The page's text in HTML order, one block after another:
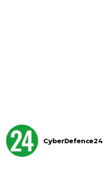
CyberDefence24